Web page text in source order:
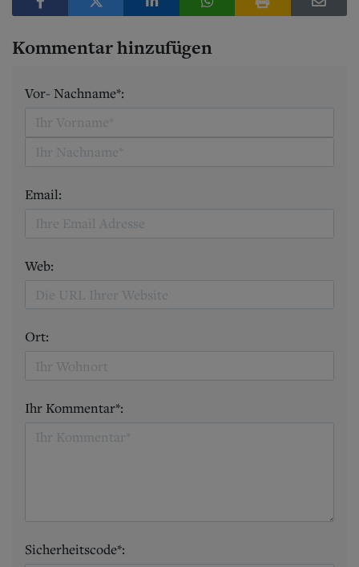
Kommentar hinzufügen
Vor- Nachname*:
Email:
Web:
Ort:
Ihr Kommentar*:
Sicherheitscode*: